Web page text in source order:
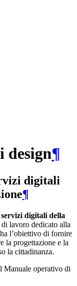
design¶
digitali
¶
digitali della
lavoro dedicato alla
l’obiettivo di fornire
la progettazione e la
la cittadinanza.
Manuale operativo di